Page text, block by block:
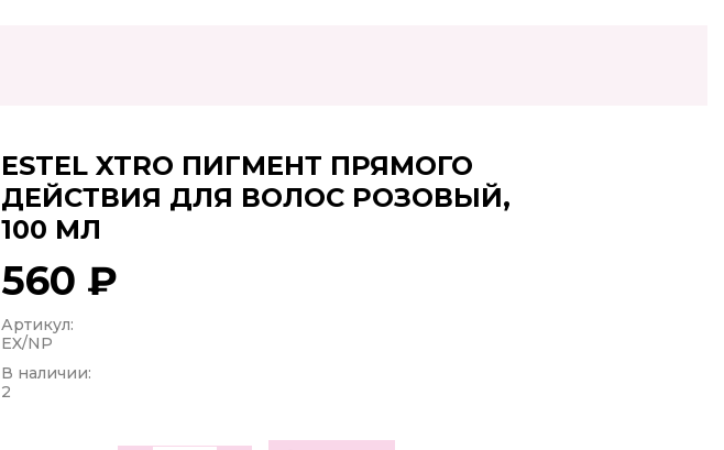
ESTEL XTRO ПИГМЕНТ ПРЯМОГО
ДЕЙСТВИЯ ДЛЯ ВОЛОС РОЗОВЫЙ,
100 МЛ
560 ₽
Артикул:
EX/NP
В наличии:
2